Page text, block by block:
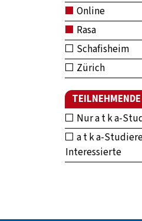
Online
Rasa
Schafisheim
Zürich
TEILNEHMENDE
Nur a t k a-
a t k a-
Interessierte